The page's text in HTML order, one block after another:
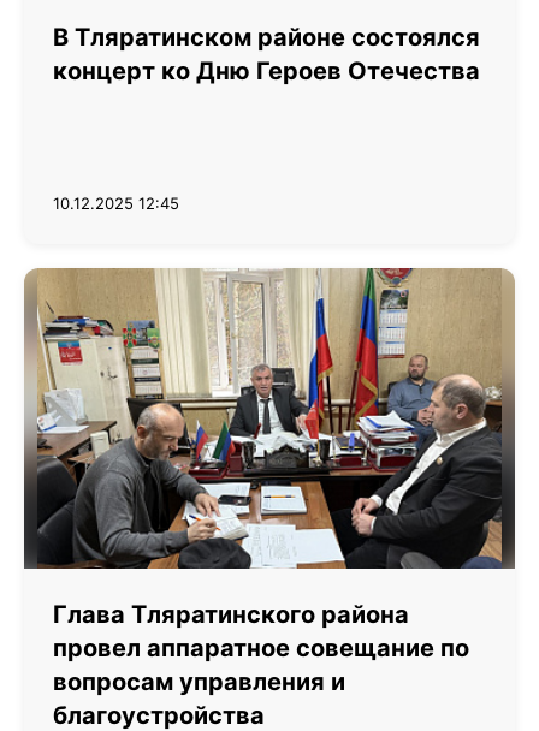
В Тляратинском районе состоялся
концерт ко Дню Героев Отечества
10.12.2025 12:45
Глава Тляратинского района
провел аппаратное совещание по
вопросам управления и
благоустройства